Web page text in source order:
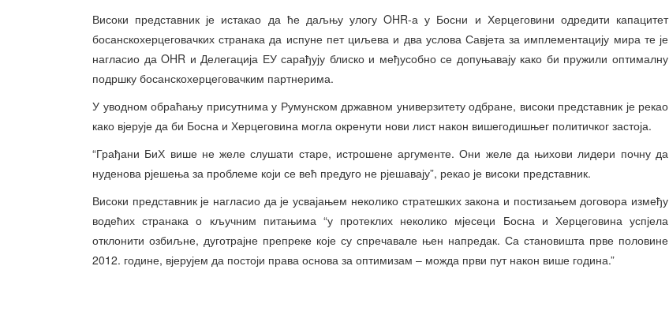
Високи представник је истакао да ће даљњу улогу OHR-а у Босни и Херцеговини одредити капацитет
босанскохерцеговачких странака да испуне пет циљева и два услова Савјета за имплементацију мира те је
нагласио да OHR и Делегација ЕУ сарађују блиско и међусобно се допуњавају како би пружили оптималну
подршку босанскохерцеговачким партнерима.
У уводном обраћању присутнима у Румунском државном универзитету одбране, високи представник је рекао
како вјерује да би Босна и Херцеговина могла окренути нови лист након вишегодишњег политичког застоја.
“Грађани БиХ више не желе слушати старе, истрошене аргументе. Они желе да њихови лидери почну да
нуденова рјешења за проблеме који се већ предуго не рјешавају”, рекао је високи представник.
Високи представник је нагласио да је усвајањем неколико стратешких закона и постизањем договора између
водећих странака о кључним питањима “у протеклих неколико мјесеци Босна и Херцеговина успјела
отклонити озбиљне, дуготрајне препреке које су спречавале њен напредак. Са становишта прве половине
2012. године, вјерујем да постоји права основа за оптимизам – можда први пут након више година.”